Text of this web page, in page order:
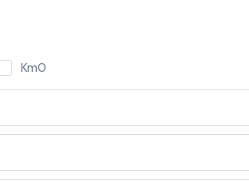
Km0